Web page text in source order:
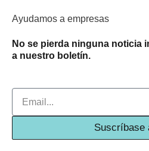
o
k
-
t
e
r
g
a
m
Ayudamos a empresas
No se pierda ninguna noticia
a nuestro boletín.
Suscríbase